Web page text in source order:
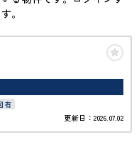
。
有
更新日：2026.07.02